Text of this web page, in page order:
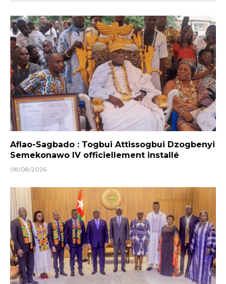
Aflao-Sagbado : Togbui Attissogbui Dzogbenyi
Semekonawo IV officiellement installé
08/08/2026